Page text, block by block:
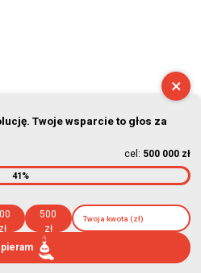
×
Twoje wsparcie to głos za
cel: 500 000 zł
41%
zł
500
zł